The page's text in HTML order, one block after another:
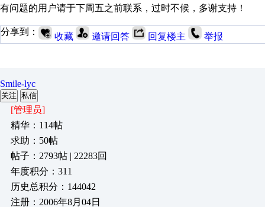
有问题的用户请于下周五之前联系，过时不候，多谢支持！
分享到： 收藏 邀请回答 回复楼主 举报
Smile-lyc
关注 私信
[管理员]
精华：114帖
求助：50帖
帖子：2793帖 | 22283回
年度积分：311
历史总积分：144042
注册：2006年8月04日